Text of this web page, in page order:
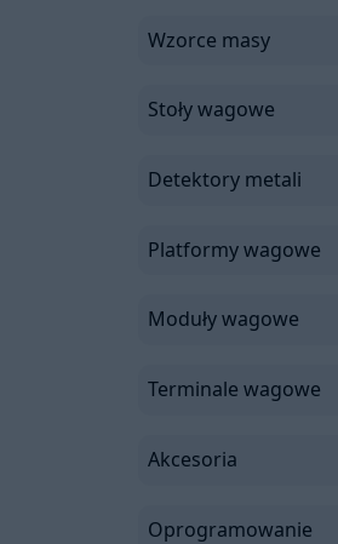
Wzorce masy
Stoły wagowe
Detektory metali
Platformy wagowe
Moduły wagowe
Terminale wagowe
Akcesoria
Oprogramowanie